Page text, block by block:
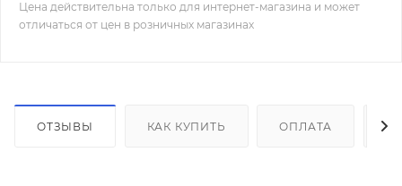
Цена действительна только для интернет-магазина и может
отличаться от цен в розничных магазинах
ОТЗЫВЫ КАК КУПИТЬ ОПЛАТА